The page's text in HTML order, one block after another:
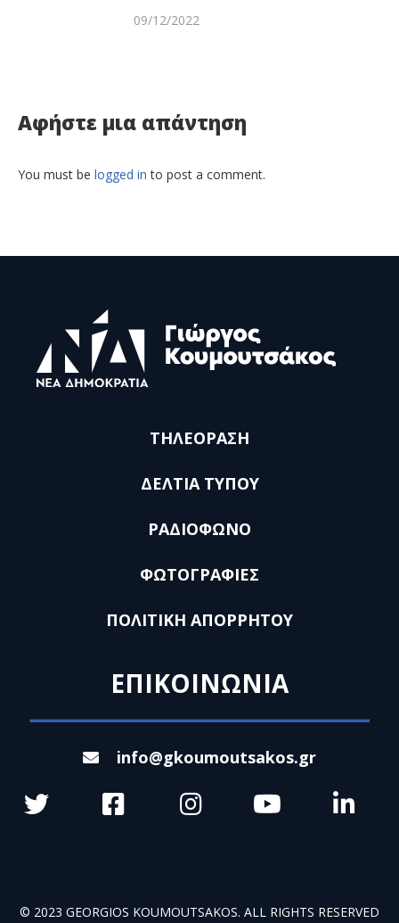
09/12/2022
Αφήστε μια απάντηση
You must be logged in to post a comment.
ΤΗΛΕΟΡΑΣΗ
ΔΕΛΤΙΑ ΤΥΠΟΥ
ΡΑΔΙΟΦΩΝΟ
ΦΩΤΟΓΡΑΦΙΕΣ
ΠΟΛΙΤΙΚΗ ΑΠΟΡΡΗΤΟΥ
ΕΠΙΚΟΙΝΩΝΙΑ
info@gkoumoutsakos.gr
© 2023 GEORGIOS KOUMOUTSAKOS. ALL RIGHTS RESERVED